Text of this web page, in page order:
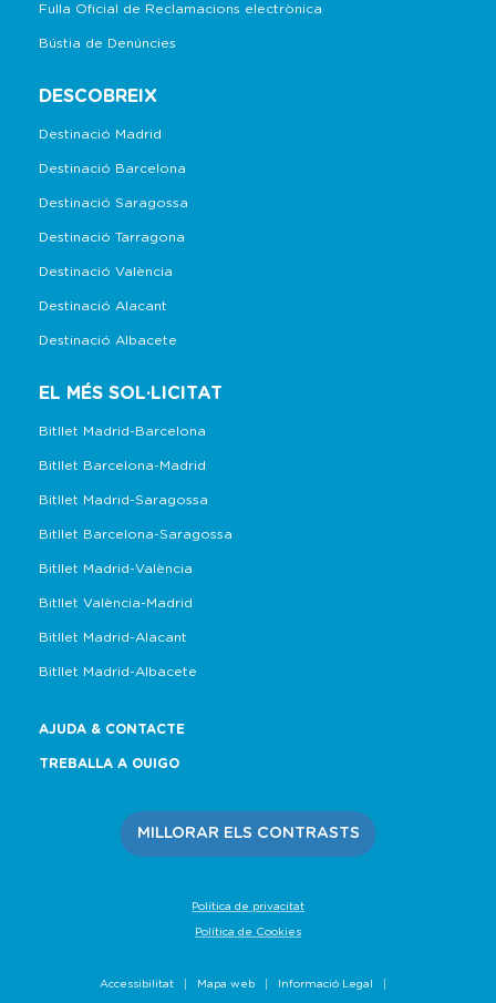
Fulla Oficial de Reclamacions electrònica
Bústia de Denúncies
DESCOBREIX
Destinació Madrid
Destinació Barcelona
Destinació Saragossa
Destinació Tarragona
Destinació València
Destinació Alacant
Destinació Albacete
EL MÉS SOL·LICITAT
Bitllet Madrid-Barcelona
Bitllet Barcelona-Madrid
Bitllet Madrid-Saragossa
Bitllet Barcelona-Saragossa
Bitllet Madrid-València
Bitllet València-Madrid
Bitllet Madrid-Alacant
Bitllet Madrid-Albacete
AJUDA & CONTACTE
TREBALLA A OUIGO
MILLORAR ELS CONTRASTS
Política de privacitat
Política de Cookies
Accessibilitat Mapa web Informació Legal